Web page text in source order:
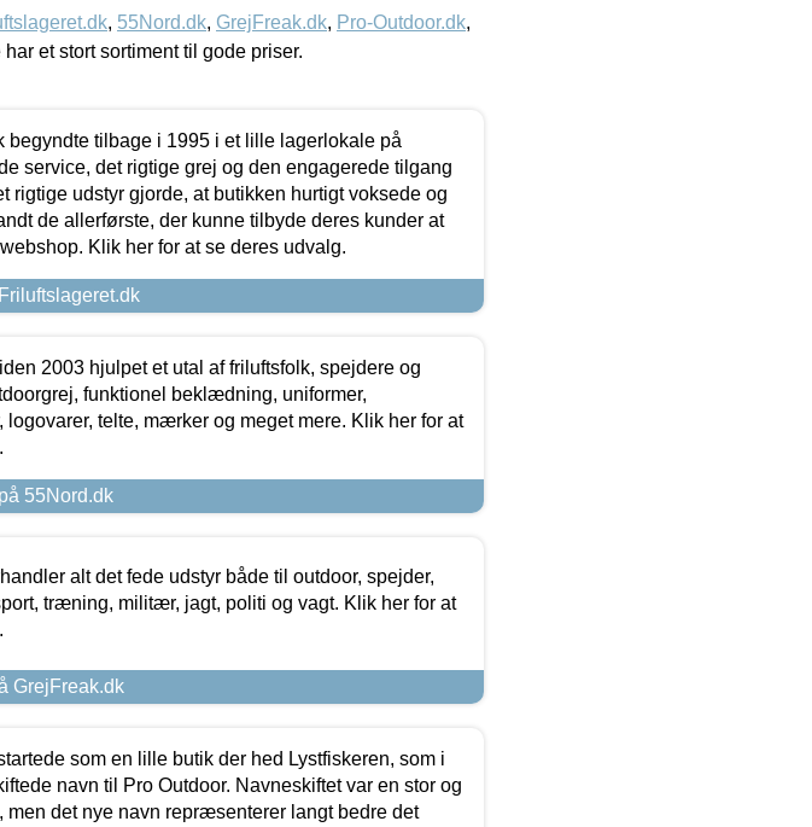
, 55Nord.dk, GrejFreak.dk, Pro-Outdoor.dk,
har et stort sortiment til gode priser.
begyndte tilbage i 1995 i et lille lagerlokale på
service, det rigtige grej og den engagerede tilgang
rigtige udstyr gjorde, at butikken hurtigt voksede og
de allerførste, der kunne tilbyde deres kunder at
Klik her for at se deres udvalg.
2003 hjulpet et utal af friluftsfolk, spejdere og
funktionel beklædning, uniformer,
logovarer, telte, mærker og meget mere. Klik her for at
55Nord.dk
alt det fede udstyr både til outdoor, spejder,
træning, militær, jagt, politi og vagt. Klik her for at
GrejFreak.dk
som en lille butik der hed Lystfiskeren, som i
navn til Pro Outdoor. Navneskiftet var en stor og
det nye navn repræsenterer langt bedre det